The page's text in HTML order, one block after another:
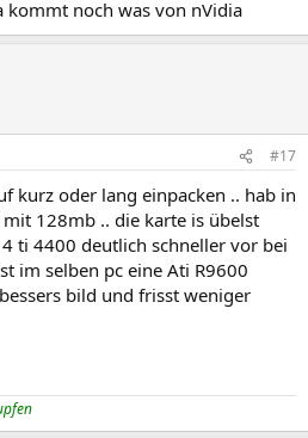
noch was von nVidia
#17
kurz oder lang einpacken .. hab in
128mb .. die karte is übelst
ti 4400 deutlich schneller vor bei
im selben pc eine Ati R9600
bild und frisst weniger